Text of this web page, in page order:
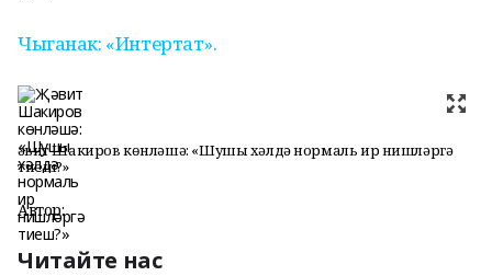
Чыганак: «Интертат».
Җәвит Шакиров көнләшә: «Шушы хәлдә нормаль ир нишләргә
тиеш?»
Автор:
Читайте нас